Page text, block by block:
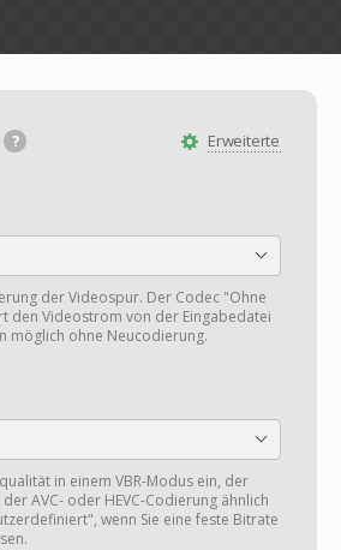
Erweiterte
der Videospur. Der Codec "Ohne
den Videostrom von der Eingabedatei
möglich ohne Neucodierung.
in einem VBR-Modus ein, der
AVC- oder HEVC-Codierung ähnlich
wenn Sie eine feste Bitrate